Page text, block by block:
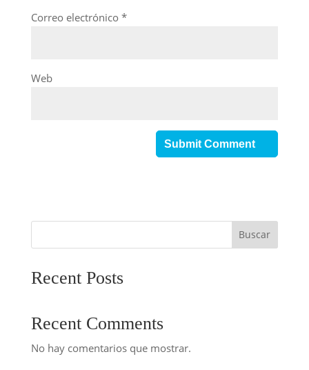
Correo electrónico *
Web
Buscar
Recent Posts
Recent Comments
No hay comentarios que mostrar.